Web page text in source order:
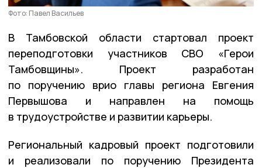
Фото: Павел Васильев
В Тамбовской области стартовал проект
переподготовки участников СВО «Герои
Тамбовщины». Проект разработан
по поручению врио главы региона Евгения
Первышова и направлен на помощь
в трудоустройстве и развитии карьеры.
Региональный кадровый проект подготовили
и реализовали по поручению Президента